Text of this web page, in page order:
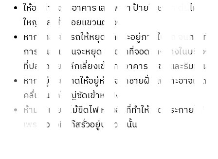
ให้อยู่ห่างจากอาคาร เสาไฟฟ้า ป้ายโฆษณา ต้นไม้
ใหญ่ และสิ่งห้อยแขวนต่างๆ
หากกำลังขับรถให้หยุดรถและอยู่ภายในรถ จนกระทั่ง
การสั่นสะเทือนจะหยุด หรือหาที่จอดข้างทางในบริเวณ
ที่ปลอดภัย หลีกเลี่ยงเข้าใกล้อาคาร ภูเขา และริมทะเล
หากอยู่ชายหาดให้อยู่ห่างจากชายฝั่ง เพราะอาจเกิด
คลื่นขนาดใหญ่ซัดเข้าหาฝั่ง
ห้ามใช้ เทียน ไม้ขีดไฟ หรือสิ่งที่ทำให้เกิดประกายไฟ
เพราะอาจมีแก๊สรั่วอยู่บริเวณนั้น